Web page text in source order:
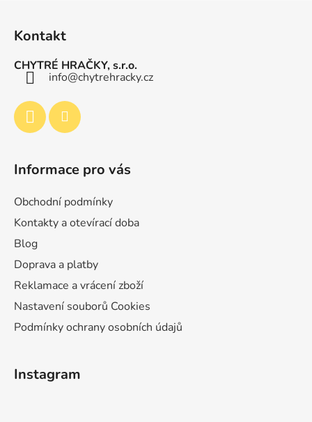
Kontakt
CHYTRÉ HRAČKY, s.r.o.
info@chytrehracky.cz
Informace pro vás
Obchodní podmínky
Kontakty a otevírací doba
Blog
Doprava a platby
Reklamace a vrácení zboží
Nastavení souborů Cookies
Podmínky ochrany osobních údajů
Instagram